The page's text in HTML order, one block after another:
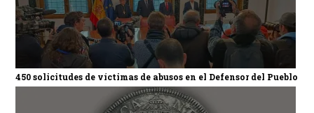
450 solicitudes de víctimas de abusos en el Defensor del Pueblo